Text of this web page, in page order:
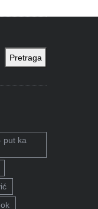
Pretraga
put ka